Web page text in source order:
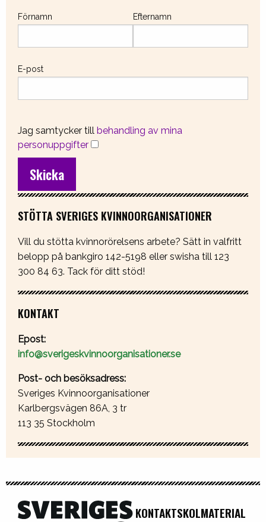
Förnamn Efternamn
E-post
Jag samtycker till behandling av mina
personuppgifter
STÖTTA SVERIGES KVINNOORGANISATIONER
Vill du stötta kvinnorörelsens arbete? Sätt in valfritt
belopp på bankgiro 142-5198 eller swisha till 123
300 84 63. Tack för ditt stöd!
KONTAKT
Epost:
info@sverigeskvinnoorganisationer.se
Post- och besöksadress:
Sveriges Kvinnoorganisationer
Karlbergsvägen 86A, 3 tr
113 35 Stockholm
KONTAKTSKOLMATERIAL